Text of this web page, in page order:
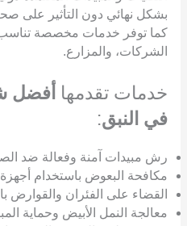
بشكل نهائي دون التأثير على صحة
كما توفر خدمات مخصصة تناسب
الشركات، والمزارع.
خدمات تقدمها أفضل
في النبق:
رش مبيدات آمنة وفعالة ضد
مكافحة البعوض باستخدام
القضاء على الفئران والقوارض
معالجة النمل الأبيض وحماية